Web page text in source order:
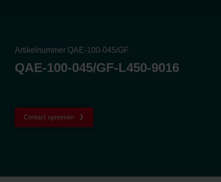
Artikelnummer QAE-100-045/GF
QAE-100-045/GF-L450-9016
Contact opnemen